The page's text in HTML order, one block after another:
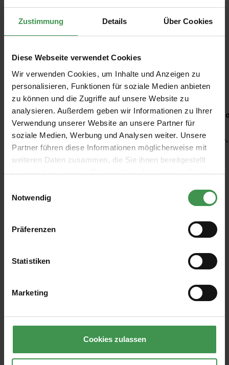
Zustimmung Details Über Cookies
Diese Webseite verwendet Cookies
Wir verwenden Cookies, um Inhalte und Anzeigen zu
personalisieren, Funktionen für soziale Medien anbieten
zu können und die Zugriffe auf unsere Website zu
analysieren. Außerdem geben wir Informationen zu Ihrer
Verwendung unserer Website an unsere Partner für
soziale Medien, Werbung und Analysen weiter. Unsere
Partner führen diese Informationen möglicherweise mit
weiteren Daten zusammen, die Sie ihnen bereitgestellt
haben oder die sie im Rahmen Ihrer Nutzung der Dienste
Notwendig
Präferenzen
Statistiken
Marketing
Cookies zulassen
Empfohlenes Zubehör
Produktgalerie überspringen
Kleisterroller
6,97 €
E-Mail-Adresse*
Ich habe dieDatenschutzbestimmungenzur Kenntnis